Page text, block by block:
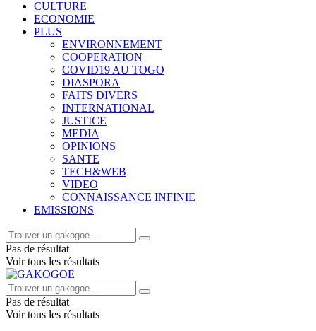
CULTURE
ECONOMIE
PLUS
ENVIRONNEMENT
COOPERATION
COVID19 AU TOGO
DIASPORA
FAITS DIVERS
INTERNATIONAL
JUSTICE
MEDIA
OPINIONS
SANTE
TECH&WEB
VIDEO
CONNAISSANCE INFINIE
EMISSIONS
Pas de résultat
Voir tous les résultats
Pas de résultat
Voir tous les résultats